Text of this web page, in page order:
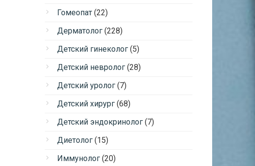
Гомеопат (22)
Дерматолог (228)
Детский гинеколог (5)
Детский невролог (28)
Детский уролог (7)
Детский хирург (68)
Детский эндокринолог (7)
Диетолог (15)
Иммунолог (20)